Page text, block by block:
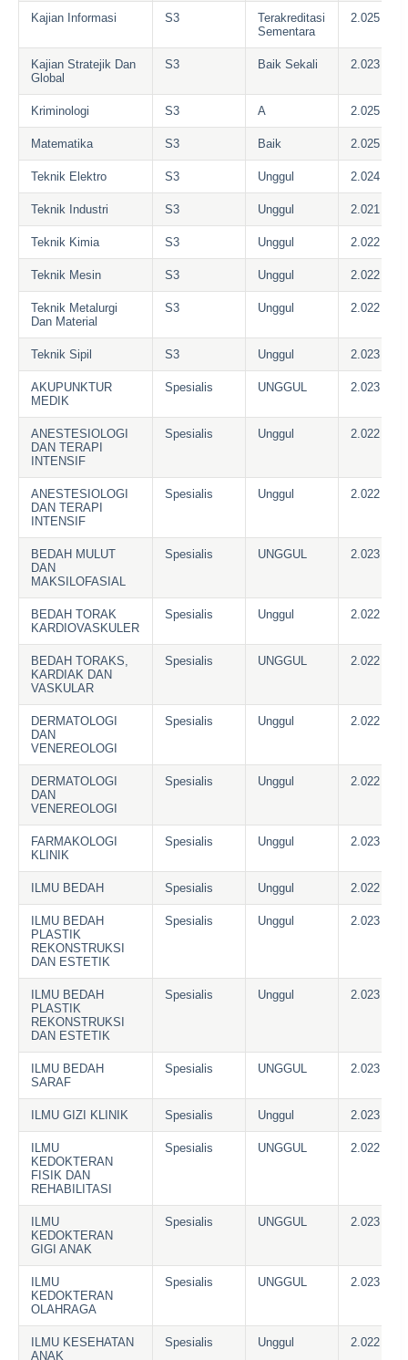
Kajian Informasi S3
Terakreditasi
Sementara
2.025
Kajian Stratejik Dan
Global
S3 Baik Sekali 2.023
Kriminologi S3 A 2.025
Matematika S3 Baik 2.025
Teknik Elektro S3 Unggul 2.024
Teknik Industri S3 Unggul 2.021
Teknik Kimia S3 Unggul 2.022
Teknik Mesin S3 Unggul 2.022
Teknik Metalurgi
Dan Material
S3 Unggul 2.022
Teknik Sipil S3 Unggul 2.023
AKUPUNKTUR
MEDIK
Spesialis UNGGUL 2.023
ANESTESIOLOGI
DAN TERAPI
INTENSIF
Spesialis Unggul 2.022
ANESTESIOLOGI
DAN TERAPI
INTENSIF
Spesialis Unggul 2.022
BEDAH MULUT
DAN
MAKSILOFASIAL
Spesialis UNGGUL 2.023
BEDAH TORAK
KARDIOVASKULER
Spesialis Unggul 2.022
BEDAH TORAKS,
KARDIAK DAN
VASKULAR
Spesialis UNGGUL 2.022
DERMATOLOGI
DAN
VENEREOLOGI
Spesialis Unggul 2.022
DERMATOLOGI
DAN
VENEREOLOGI
Spesialis Unggul 2.022
FARMAKOLOGI
KLINIK
Spesialis Unggul 2.023
ILMU BEDAH Spesialis Unggul 2.022
ILMU BEDAH
PLASTIK
REKONSTRUKSI
DAN ESTETIK
Spesialis Unggul 2.023
ILMU BEDAH
PLASTIK
REKONSTRUKSI
DAN ESTETIK
Spesialis Unggul 2.023
ILMU BEDAH
SARAF
Spesialis UNGGUL 2.023
ILMU GIZI KLINIK Spesialis Unggul 2.023
ILMU
KEDOKTERAN
FISIK DAN
REHABILITASI
Spesialis UNGGUL 2.022
ILMU
KEDOKTERAN
GIGI ANAK
Spesialis UNGGUL 2.023
ILMU
KEDOKTERAN
OLAHRAGA
Spesialis UNGGUL 2.023
ILMU KESEHATAN
ANAK
Spesialis Unggul 2.022